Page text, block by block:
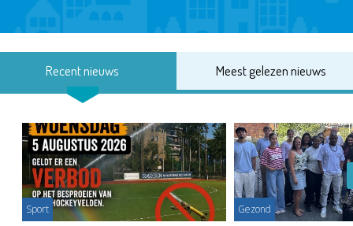
Recent nieuws Meest gelezen nieuws
Sport Gezond